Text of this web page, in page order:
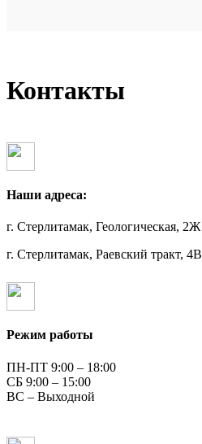
Контакты
Наши адреса:
г. Стерлитамак, Геологическая, 2Ж
г. Стерлитамак, Раевский тракт, 4В
Режим работы
ПН-ПТ 9:00 – 18:00
СБ 9:00 – 15:00
ВС – Выходной